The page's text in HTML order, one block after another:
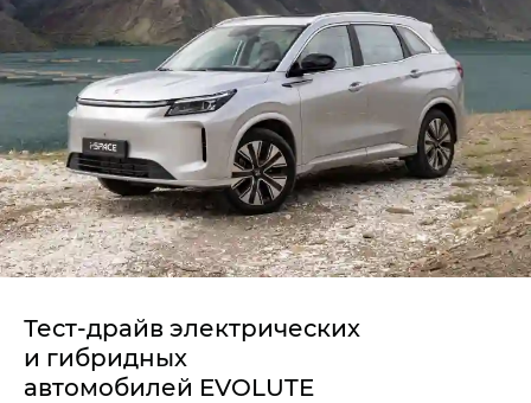
Тест-драйв электрических
и гибридных
автомобилей EVOLUTE